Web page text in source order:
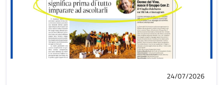
24/07/2026